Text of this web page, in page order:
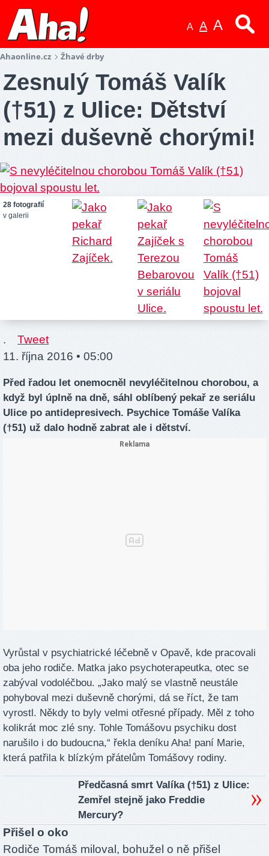
A A A
Ahaonline.cz Žhavé drby
Zesnulý Tomáš Valík
(†51) z Ulice: Dětství
mezi duševně chorými!
28 fotografií
v galerii
.
Tweet
11. října 2016 • 05:00
Před řadou let onemocněl nevyléčitelnou chorobou, a
když byl úplně na dně, sáhl oblíbený pekař ze seriálu
Ulice po antidepresivech. Psychice Tomáše Valíka
(†51) už dalo hodně zabrat ale i dětství.
Vyrůstal v psychiatrické léčebně v Opavě, kde pracovali
oba jeho rodiče. Matka jako psychoterapeutka, otec se
zabýval vodoléčbou. „Jako malý se vlastně neustále
pohyboval mezi duševně chorými, dá se říct, že tam
vyrostl. Někdy to byly velmi otřesné případy. Měl z toho
kolikrát moc zlé sny. Tohle Tomášovu psychiku dost
narušilo i do budoucna,“ řekla deníku Aha! paní Marie,
která patřila k blízkým přátelům Tomášovy rodiny.
Předčasná smrt Valíka (†51) z Ulice:
Zemřel stejně jako Freddie
Mercury?
Přišel o oko
Rodiče Tomáš miloval, bohužel o ně přišel